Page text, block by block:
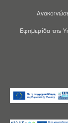
Εφημερίδα της